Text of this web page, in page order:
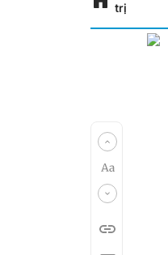
trị